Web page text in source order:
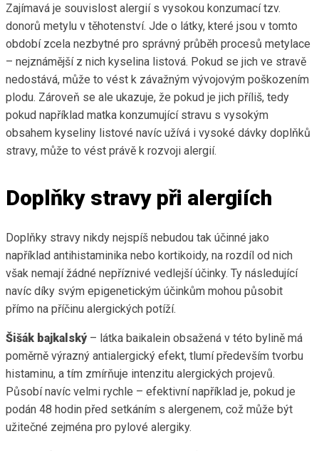
Zajímavá je souvislost alergií s vysokou konzumací tzv.
donorů metylu v těhotenství. Jde o látky, které jsou v tomto
období zcela nezbytné pro správný průběh procesů metylace
– nejznámější z nich kyselina listová. Pokud se jich ve stravě
nedostává, může to vést k závažným vývojovým poškozením
plodu. Zároveň se ale ukazuje, že pokud je jich příliš, tedy
pokud například matka konzumující stravu s vysokým
obsahem kyseliny listové navíc užívá i vysoké dávky doplňků
stravy, může to vést právě k rozvoji alergií.
Doplňky stravy při alergiích
Doplňky stravy nikdy nejspíš nebudou tak účinné jako
například antihistaminika nebo kortikoidy, na rozdíl od nich
však nemají žádné nepříznivé vedlejší účinky. Ty následující
navíc díky svým epigenetickým účinkům mohou působit
přímo na příčinu alergických potíží.
Šišák bajkalský – látka baikalein obsažená v této bylině má
poměrně výrazný antialergický efekt, tlumí především tvorbu
histaminu, a tím zmírňuje intenzitu alergických projevů.
Působí navíc velmi rychle – efektivní například je, pokud je
podán 48 hodin před setkáním s alergenem, což může být
užitečné zejména pro pylové alergiky.